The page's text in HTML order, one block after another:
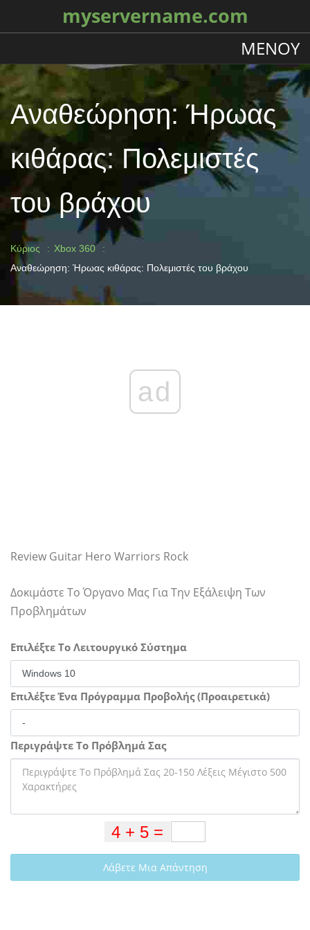
myservername.com
ΜΕΝΟΎ
Αναθεώρηση: Ήρωας
κιθάρας: Πολεμιστές
του βράχου
Κύριος
Xbox 360
Αναθεώρηση: Ήρωας κιθάρας: Πολεμιστές του βράχου
ad
Review Guitar Hero Warriors Rock
Δοκιμάστε Το Όργανο Μας Για Την Εξάλειψη Των
Προβλημάτων
Επιλέξτε Το Λειτουργικό Σύστημα
Επιλέξτε Ένα Πρόγραμμα Προβολής (Προαιρετικά)
Περιγράψτε Το Πρόβλημά Σας
Λάβετε Μια Απάντηση